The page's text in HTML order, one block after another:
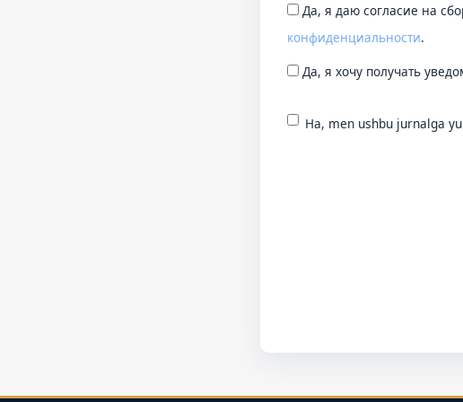
Да, я даю согласие на
конфиденциальности.
Да, я хочу получать
Ha, men ushbu jurnalga